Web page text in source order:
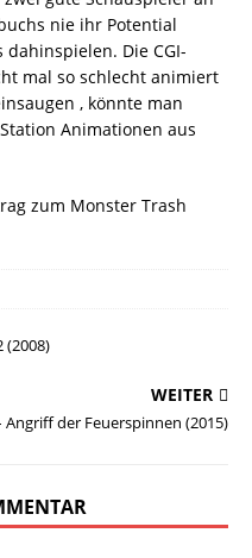
nie ihr Potential
Die CGI-
mal so schlecht animiert
, könnte man
Animationen aus
zum Monster Trash
(2008)
WEITER
Angriff der Feuerspinnen (2015)